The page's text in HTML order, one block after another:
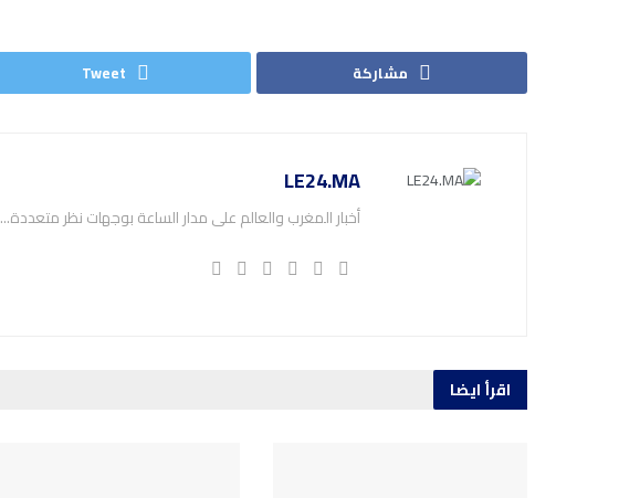
مشاركة Tweet
LE24.MA
أخبار المغرب والعالم على مدار الساعة بوجهات نظر متعددة...
اقرأ ايضا